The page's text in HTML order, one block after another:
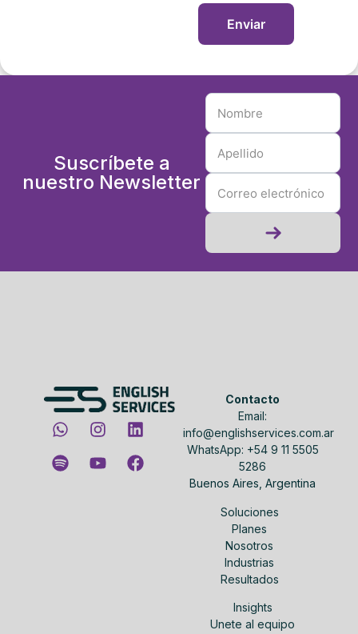
Suscríbete a
nuestro Newsletter
Contacto
Email:
info@englishservices.com.ar
WhatsApp: +54 9 11 5505
5286
Buenos Aires, Argentina
Soluciones
Planes
Nosotros
Industrias
Resultados
Insights
Unete al equipo